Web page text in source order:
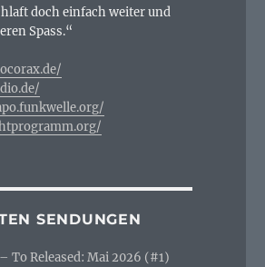
doch einfach weiter und
Spass.“
SENDUNGEN
To Released: Mai 2026 (#1)